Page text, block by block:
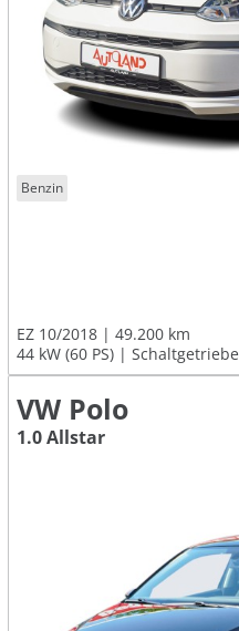
Benzin
EZ 10/2018
49.200 km
44 kW (60 PS)
Schaltgetriebe
VW Polo
1.0 Allstar